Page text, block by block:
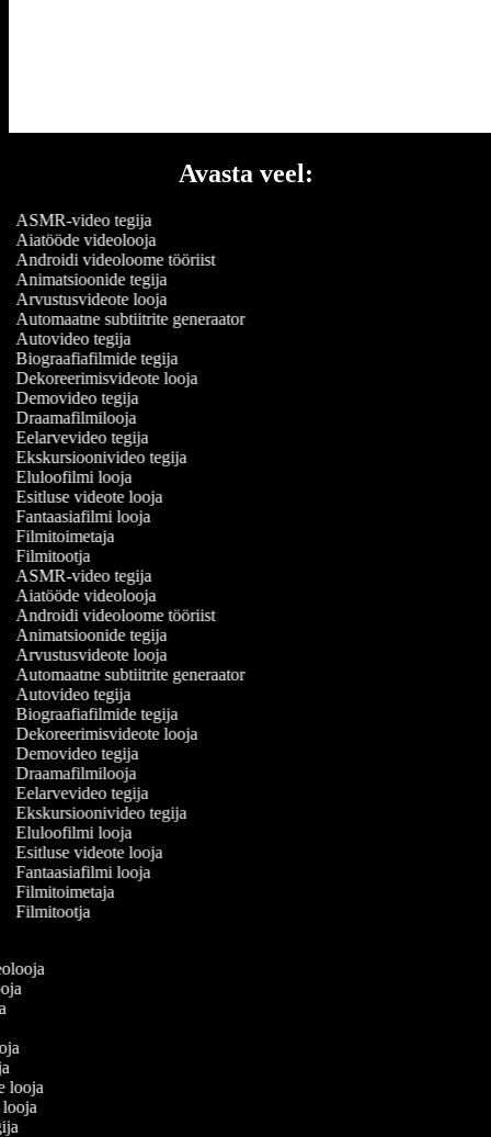
Avasta veel:
ASMR-video tegija
Aiatööde videolooja
Androidi videoloome tööriist
Animatsioonide tegija
Arvustusvideote looja
Automaatne subtiitrite generaator
Autovideo tegija
Biograafiafilmide tegija
Dekoreerimisvideote looja
Demovideo tegija
Draamafilmilooja
Eelarvevideo tegija
Ekskursioonivideo tegija
Eluloofilmi looja
Esitluse videote looja
Fantaasiafilmi looja
Filmitoimetaja
Filmitootja
ASMR-video tegija
Aiatööde videolooja
Androidi videoloome tööriist
Animatsioonide tegija
Arvustusvideote looja
Automaatne subtiitrite generaator
Autovideo tegija
Biograafiafilmide tegija
Dekoreerimisvideote looja
Demovideo tegija
Draamafilmilooja
Eelarvevideo tegija
Ekskursioonivideo tegija
Eluloofilmi looja
Esitluse videote looja
Fantaasiafilmi looja
Filmitoimetaja
Filmitootja
looja
looja